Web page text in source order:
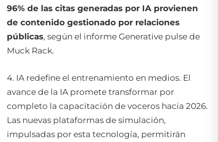
96% de las citas generadas por IA provienen
de contenido gestionado por relaciones
públicas, según el informe Generative pulse de
Muck Rack.
4. IA redefine el entrenamiento en medios. El
avance de la IA promete transformar por
completo la capacitación de voceros hacia 2026.
Las nuevas plataformas de simulación,
impulsadas por esta tecnología, permitirán